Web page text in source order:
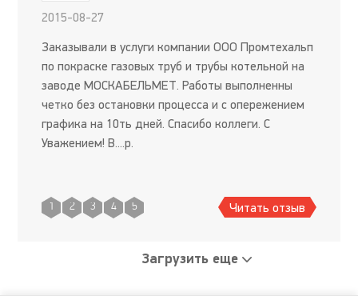
2015-08-27
Заказывали в услуги компании ООО Промтехальп
по покраске газовых труб и трубы котельной на
заводе МОСКАБЕЛЬМЕТ. Работы выполненны
четко без остановки процесса и с опережением
графика на 10ть дней. Спасибо коллеги. С
Уважением! В....р.
1 2 3 4 5 Читать отзыв
Загрузить еще